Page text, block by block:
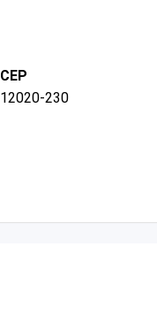
CEP
12020-230